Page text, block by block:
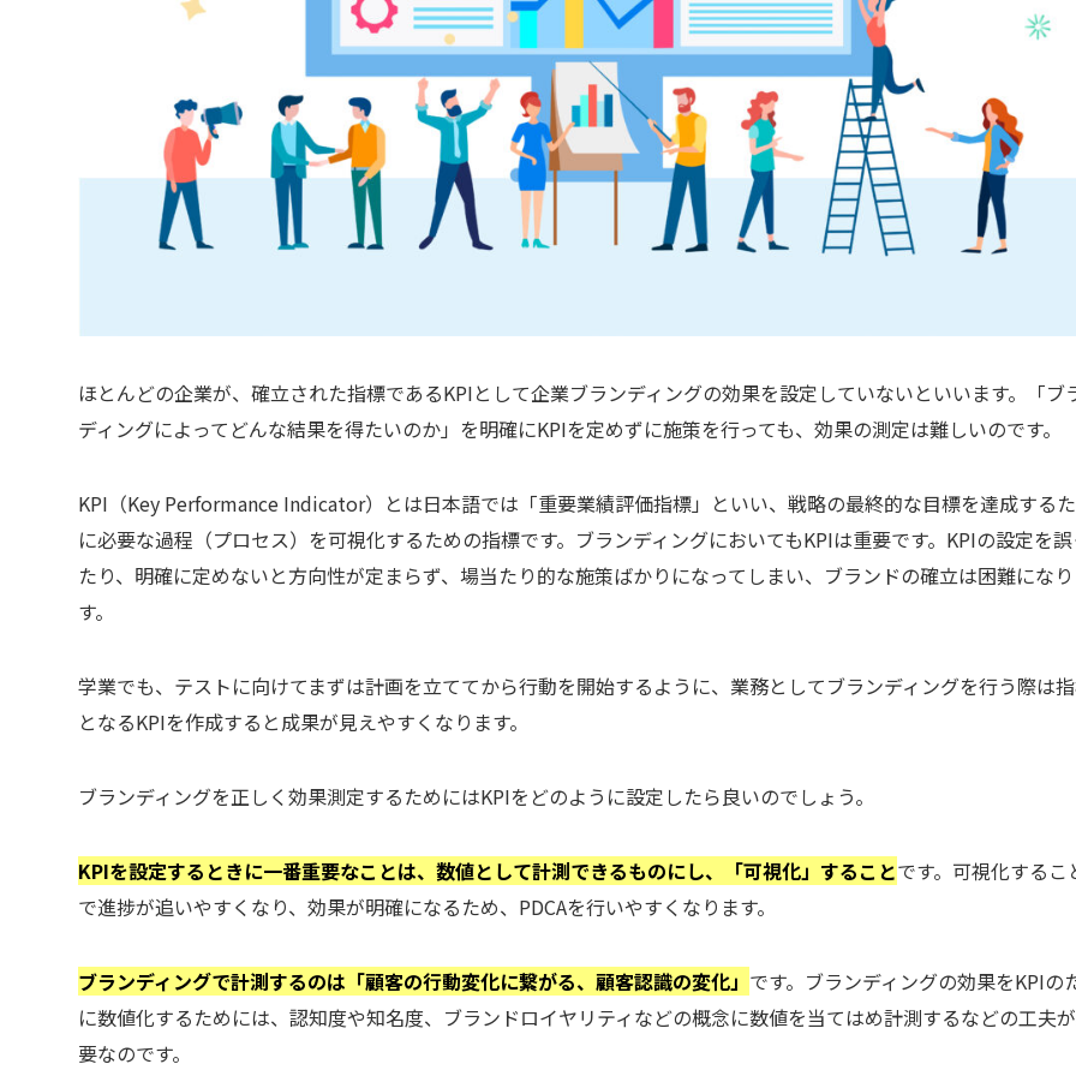
ほとんどの企業が、確立された指標であるKPIとして企業ブランディングの効果を設定していないといいます。「ブ
ディングによってどんな結果を得たいのか」を明確にKPIを定めずに施策を行っても、効果の測定は難しいのです。
KPI（Key Performance Indicator）とは日本語では「重要業績評価指標」といい、戦略の最終的な目標を達成する
に必要な過程（プロセス）を可視化するための指標です。ブランディングにおいてもKPIは重要です。KPIの設定を誤
たり、明確に定めないと方向性が定まらず、場当たり的な施策ばかりになってしまい、ブランドの確立は困難にな
す。
学業でも、テストに向けてまずは計画を立ててから行動を開始するように、業務としてブランディングを行う際は
となるKPIを作成すると成果が見えやすくなります。
ブランディングを正しく効果測定するためにはKPIをどのように設定したら良いのでしょう。
KPIを設定するときに一番重要なことは、数値として計測できるものにし、「可視化」することです。可視化するこ
で進捗が追いやすくなり、効果が明確になるため、PDCAを行いやすくなります。
ブランディングで計測するのは「顧客の行動変化に繋がる、顧客認識の変化」 です。ブランディングの効果をKPIの
に数値化するためには、認知度や知名度、ブランドロイヤリティなどの概念に数値を当てはめ計測するなどの工夫
要なのです。